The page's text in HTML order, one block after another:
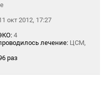
окт 2012, 17:27
4
лечение: ЦСМ,
раз